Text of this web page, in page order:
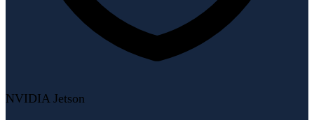
NVIDIA Jetson